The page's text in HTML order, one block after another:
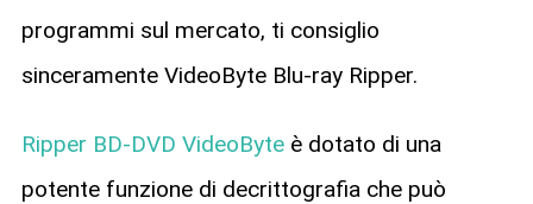
programmi sul mercato, ti consiglio
sinceramente VideoByte Blu-ray Ripper.
Ripper BD-DVD VideoByteè dotato di una
potente funzione di decrittografia che può